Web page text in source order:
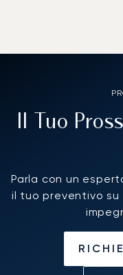
Il Tuo
Parla con un
il tuo preventivo su